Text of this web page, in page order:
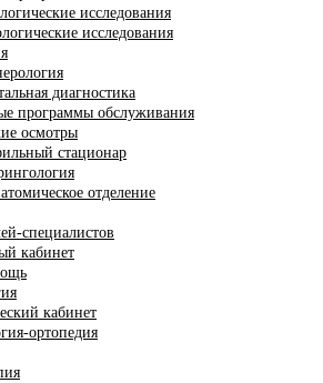
исследования
исследования
диагностика
программы обслуживания
осмотры
стационар
отделение
специалистов
кабинет
кабинет
ортопедия